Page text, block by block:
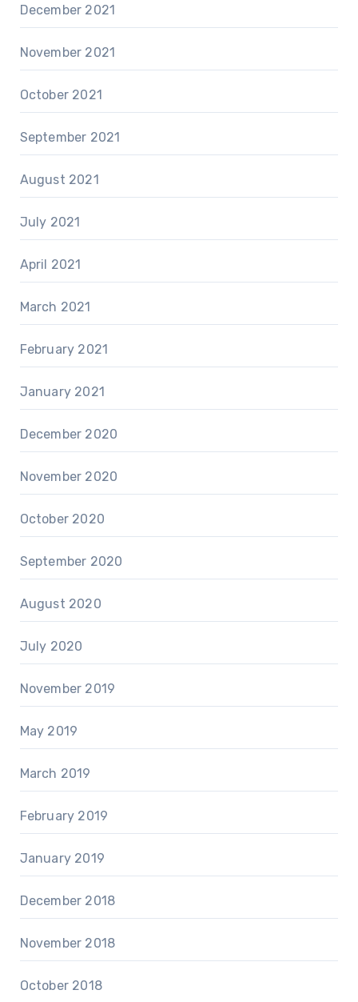
December 2021
November 2021
October 2021
September 2021
August 2021
July 2021
April 2021
March 2021
February 2021
January 2021
December 2020
November 2020
October 2020
September 2020
August 2020
July 2020
November 2019
May 2019
March 2019
February 2019
January 2019
December 2018
November 2018
October 2018